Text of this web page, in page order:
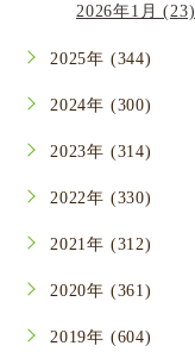
2026年1月 (23)
2025年 (344)
2024年 (300)
2023年 (314)
2022年 (330)
2021年 (312)
2020年 (361)
2019年 (604)